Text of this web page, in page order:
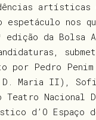
artísticas
nos
da Bolsa
por Pedro
Maria II), Sofia
Teatro
d’O Espaço